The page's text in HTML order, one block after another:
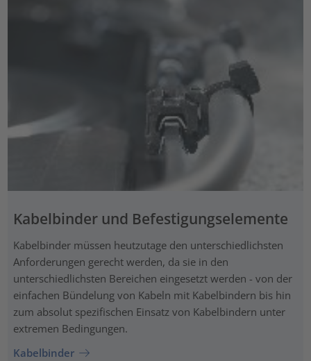
Kabelbinder und Befestigungselemente
Kabelbinder müssen heutzutage den unterschiedlichsten
Anforderungen gerecht werden, da sie in den
unterschiedlichsten Bereichen eingesetzt werden - von der
einfachen Bündelung von Kabeln mit Kabelbindern bis hin
zum absolut spezifischen Einsatz von Kabelbindern unter
extremen Bedingungen.
Kabelbinder